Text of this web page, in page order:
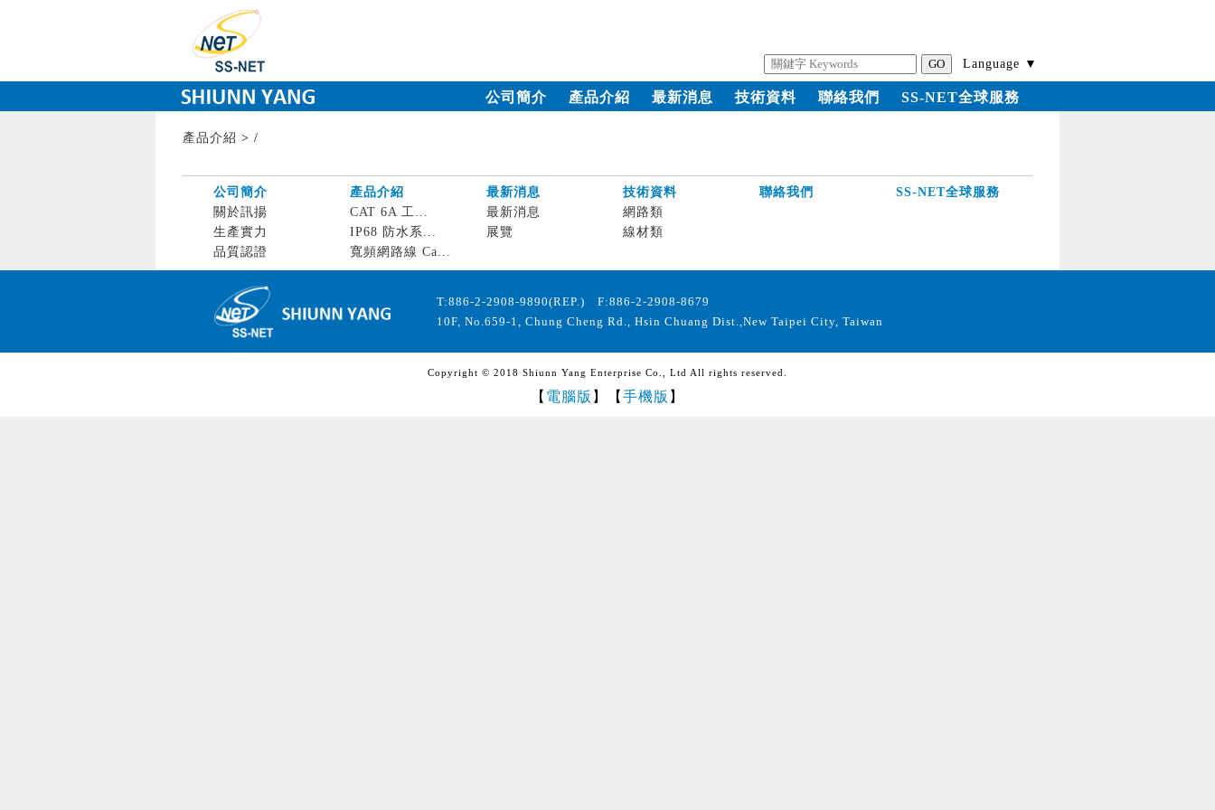
Language ▼
公司簡介 產品介紹 最新消息 技術資料 聯絡我們 SS-NET全球服務
產品介紹 > /
公司簡介 產品介紹 最新消息 技術資料 聯絡我們
SS-NET全球服務
關於訊揚
生產實力
品質認證
CAT 6A 工...
IP68 防水系...
寬頻網路線 Ca...
最新消息
展覽
網路類
線材類
T:886-2-2908-9890(REP.) F:886-2-2908-8679
10F, No.659-1, Chung Cheng Rd., Hsin Chuang Dist.,New Taipei City, Taiwan
Copyright © 2018 Shiunn Yang Enterprise Co., Ltd All rights reserved.
【 電腦版 】【 手機版 】